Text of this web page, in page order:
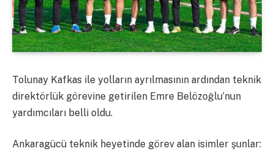
Tolunay Kafkas ile yolların ayrılmasının ardından teknik
direktörlük görevine getirilen Emre Belözoğlu’nun
yardımcıları belli oldu.
Ankaragücü teknik heyetinde görev alan isimler şunlar: